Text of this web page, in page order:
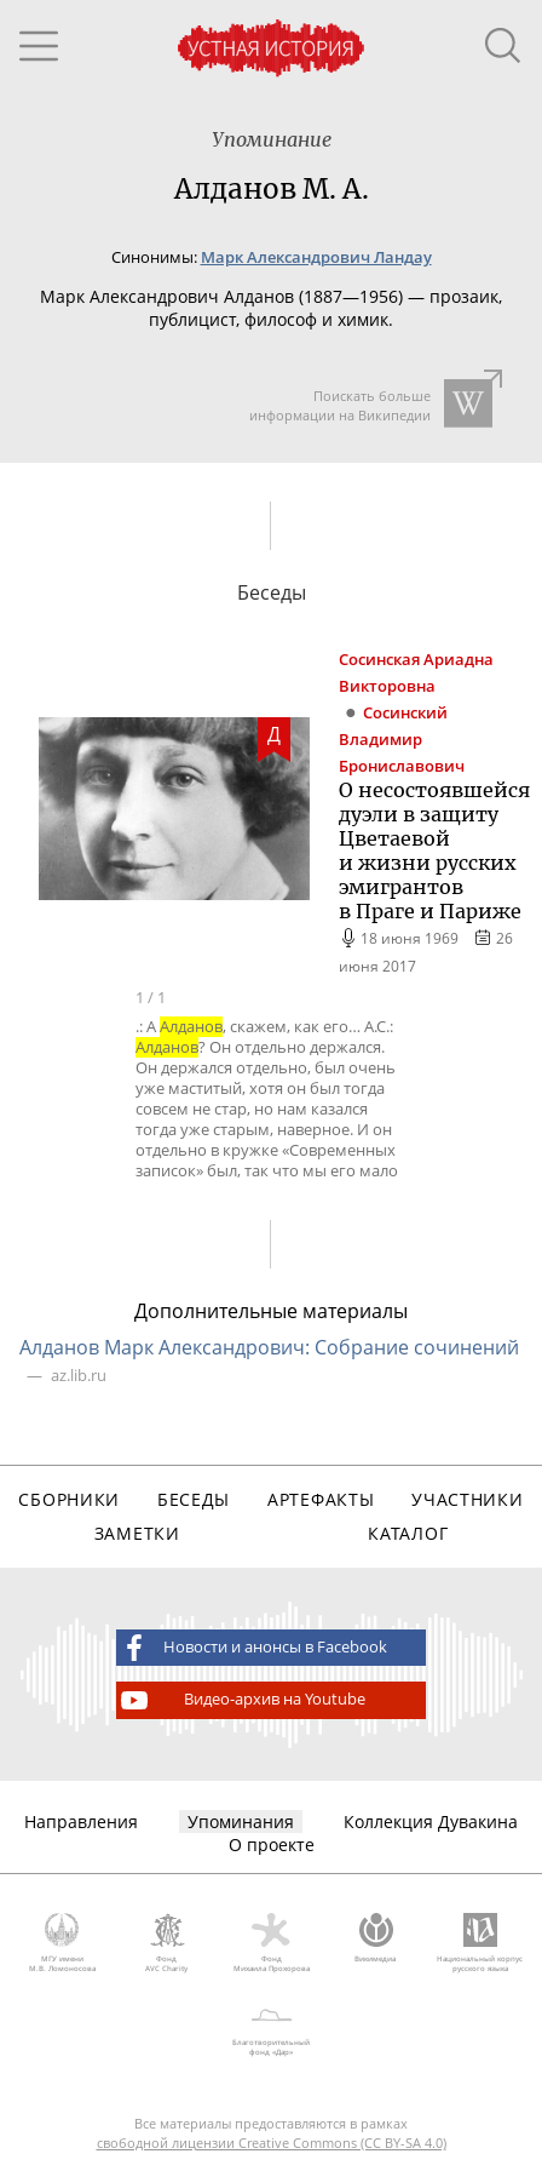
Упоминание
Алданов М. А.
Синонимы: Марк Александрович Ландау
Марк Александрович Алданов (1887—1956) — прозаик,
публицист, философ и химик.
Поискать больше
информации на Википедии
Беседы
Д
СосинскаяАриадна
Викторовна
Сосинский
Владимир
Брониславович
О несостоявшейся
дуэли в защиту
Цветаевой
и жизни русских
эмигрантов
в Праге и Париже
18 июня 1969
26
июня 2017
1 / 1
.: ААлданов, скажем, как его… А.С.:
Алданов? Он отдельно держался.
Он держался отдельно, был очень
уже маститый, хотя он был тогда
совсем не стар, но нам казался
тогда уже старым, наверное. И он
отдельно в кружке «Современных
записок» был, так что мы его мало
Дополнительные материалы
Алданов Марк Александрович: Собрание сочинений
az.lib.ru
СБОРНИКИ БЕСЕДЫ АРТЕФАКТЫ
УЧАСТНИКИ
ЗАМЕТКИ
КАТАЛОГ
Новости и анонсы в Facebook
Видео-архив на Youtube
Направления Упоминания
Коллекция Дувакина
О проекте
МГУ имени
М.В. Ломоносова
Фонд
AVC Charity
Фонд
Михаила Прохорова
Викимедиа
Национальный корпус
русского языка
Благотворительный
фонд «Дар»
Все материалы предоставляются в рамках
свободной лицензии Creative Commons (CC BY-SA 4.0)